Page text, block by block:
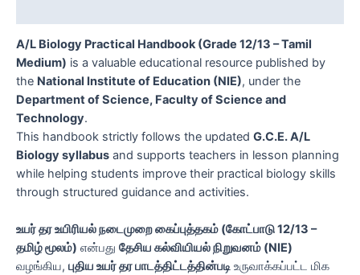
A/L Biology Practical Handbook (Grade 12/13 – Tamil
Medium) is a valuable educational resource published by
the National Institute of Education (NIE), under the
Department of Science, Faculty of Science and
Technology.
This handbook strictly follows the updated G.C.E. A/L
Biology syllabus and supports teachers in lesson planning
while helping students improve their practical biology skills
through structured guidance and activities.
உயர் தர உயிரியல் நடைமுறை கைப்புத்தகம் (கோட்பாடு 12/13 –
தமிழ் மூலம்) என்பது தேசிய கல்வியியல் நிறுவனம் (NIE)
வழங்கிய, புதிய உயர் தர பாடத்திட்டத்தின்படி உருவாக்கப்பட்ட மிக